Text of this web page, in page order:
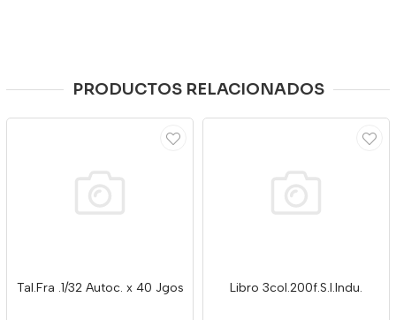
PRODUCTOS RELACIONADOS
Tal.Fra .1/32 Autoc. x 40 Jgos Libro 3col.200f.S.I.Indu.